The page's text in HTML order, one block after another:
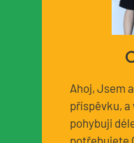
Ahoj, Jsem
příspěvku, a
pohybuji